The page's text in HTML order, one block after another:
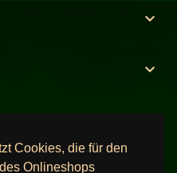
Cookies, die für den
Onlineshops

